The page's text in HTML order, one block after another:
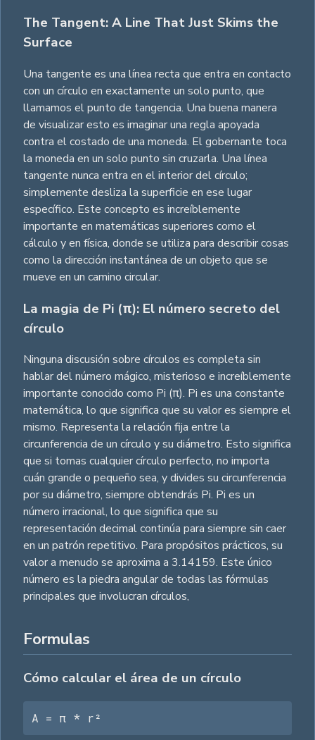
The Tangent: A Line That Just Skims the
Surface
Una tangente es una línea recta que entra en contacto
con un círculo en exactamente un solo punto, que
llamamos el punto de tangencia. Una buena manera
de visualizar esto es imaginar una regla apoyada
contra el costado de una moneda. El gobernante toca
la moneda en un solo punto sin cruzarla. Una línea
tangente nunca entra en el interior del círculo;
simplemente desliza la superficie en ese lugar
específico. Este concepto es increíblemente
importante en matemáticas superiores como el
cálculo y en física, donde se utiliza para describir cosas
como la dirección instantánea de un objeto que se
mueve en un camino circular.
La magia de Pi (π): El número secreto del
círculo
Ninguna discusión sobre círculos es completa sin
hablar del número mágico, misterioso e increíblemente
importante conocido como Pi (π). Pi es una constante
matemática, lo que significa que su valor es siempre el
mismo. Representa la relación fija entre la
circunferencia de un círculo y su diámetro. Esto significa
que si tomas cualquier círculo perfecto, no importa
cuán grande o pequeño sea, y divides su circunferencia
por su diámetro, siempre obtendrás Pi. Pi es un
número irracional, lo que significa que su
representación decimal continúa para siempre sin caer
en un patrón repetitivo. Para propósitos prácticos, su
valor a menudo se aproxima a 3.14159. Este único
número es la piedra angular de todas las fórmulas
principales que involucran círculos,
Formulas
Cómo calcular el área de un círculo
A = π * r²